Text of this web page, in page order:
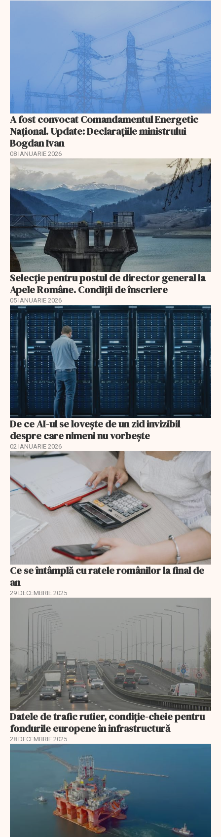
A fost convocat Comandamentul Energetic
Naţional. Update: Declaraţiile ministrului
Bogdan Ivan
08 IANUARIE 2026
Selecţie pentru postul de director general la
Apele Române. Condiţii de înscriere
05 IANUARIE 2026
De ce AI-ul se lovește de un zid invizibil
despre care nimeni nu vorbește
02 IANUARIE 2026
Ce se întâmplă cu ratele românilor la final de
an
29 DECEMBRIE 2025
Datele de trafic rutier, condiție-cheie pentru
fondurile europene în infrastructură
28 DECEMBRIE 2025